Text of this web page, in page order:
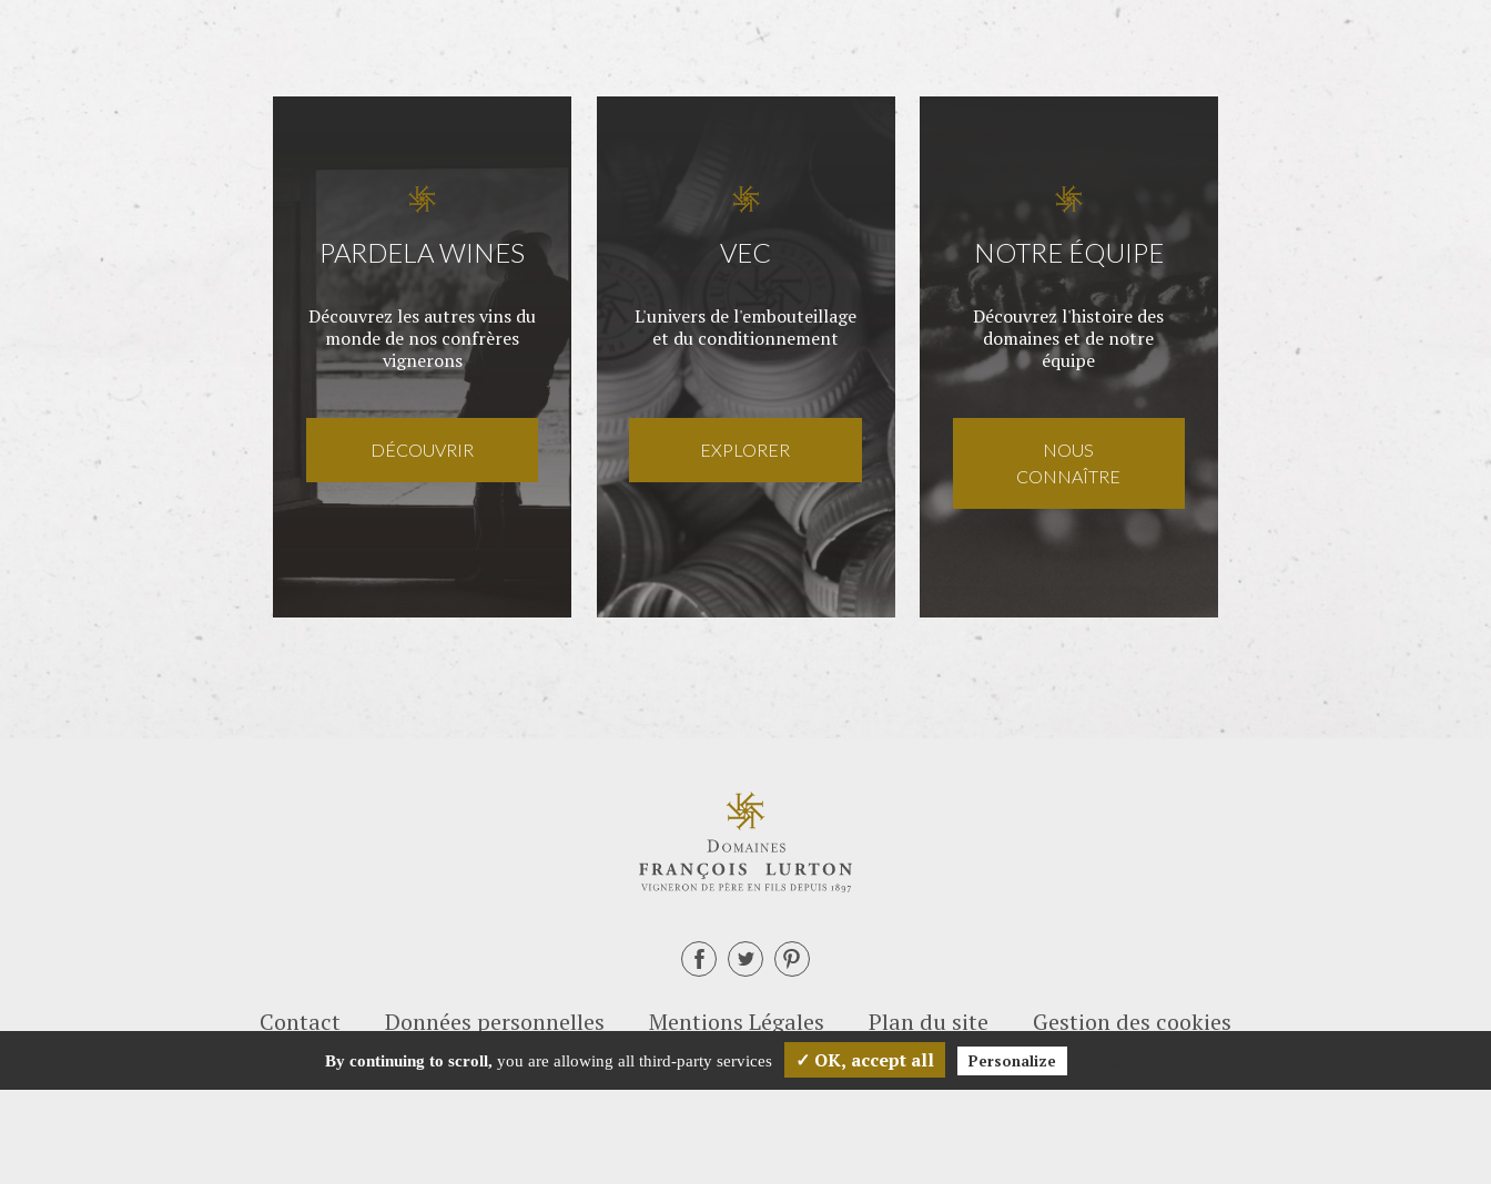
PARDELA WINES
Découvrez les autres vins du
monde de nos confrères
vignerons
DÉCOUVRIR
VEC
L'univers de l'embouteillage
et du conditionnement
EXPLORER
NOTRE ÉQUIPE
Découvrez l'histoire des
domaines et de notre
équipe
NOUS
CONNAÎTRE
Contact Données personnelles Mentions Légales Plan du site Gestion des cookies
By continuing to scroll, you are allowing all third-party services ✓ OK, accept all Personalize